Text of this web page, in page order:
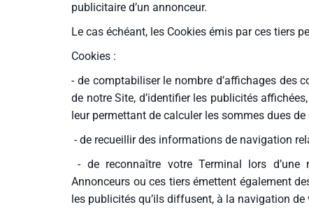
publicitaire d’un annonceur.
Le cas échéant, les Cookies émis par ces tiers
Cookies :
- de comptabiliser le nombre d’affichages des
de notre Site, d’identifier les publicités
leur permettant de calculer les sommes dues
- de recueillir des informations de navigation
- de reconnaître votre Terminal lors
Annonceurs ou ces tiers émettent également
les publicités qu’ils diffusent, à la navigation